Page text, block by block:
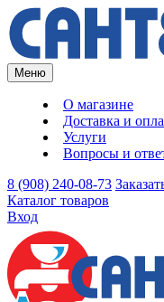
Меню
О магазине
Доставка и
Услуги
Вопросы и
8 (908) 240-08-73
Каталог товаров
Вход